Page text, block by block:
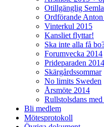
Otillgänglig Semla
Ordförande
Vinterkul 2015
Kansliet flyttar!
Ska inte alla få
Forumvecka 2014
Prideparaden 2014
Skärgårdssommar
No limits Sweden
Årsmöte 2014
Rullstolsdans
Bli medlem
Mötesprotokoll